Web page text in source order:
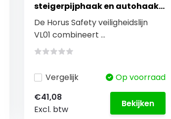
steigerpijphaak en autohaak 2
meter
De Horus Safety veiligheidslijn
VL01 combineert ...
Vergelijk
Op voorraad
€41,08
Excl. btw
Bekijken